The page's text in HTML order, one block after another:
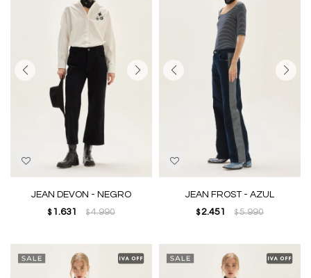
JEAN DEVON - NEGRO
$ 1.631 $4.990
JEAN FROST - AZUL
$ 2.451 $5.990